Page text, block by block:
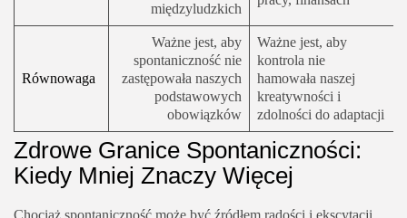
międzyludzkich
Równowaga
Ważne jest, aby
spontaniczność nie
zastępowała naszych
podstawowych
obowiązków
Ważne jest, aby
kontrola nie
hamowała naszej
kreatywności i
zdolności do adaptacji
Zdrowe Granice Spontaniczności:
Kiedy Mniej Znaczy Więcej